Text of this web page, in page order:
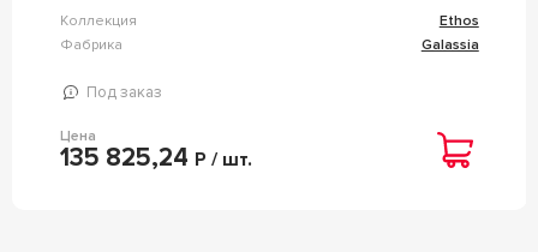
Коллекция
Ethos
Фабрика
Galassia
Под заказ
Цена
135 825,24 Р / шт.